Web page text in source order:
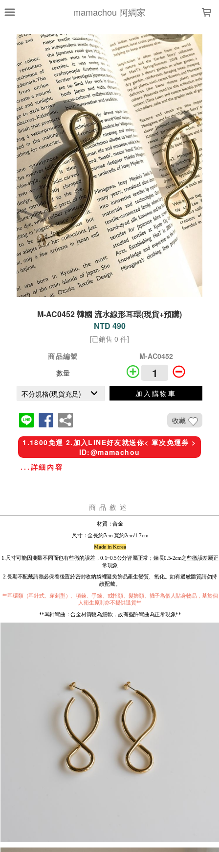
mamachou 阿綢家
M-AC0452 韓國 流水線形耳環(現貨+預購)
NTD 490
[已銷售 0 件]
商品編號
M-AC0452
數量
加入購物車
收藏
1.1800免運 2.加入LINE好友就送你< 單次免運券 >
ID:@mamachou
...詳細內容
商品敘述